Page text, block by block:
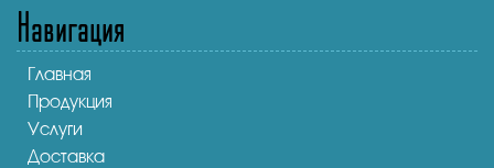
Навигация
Главная
Продукция
Услуги
Доставка